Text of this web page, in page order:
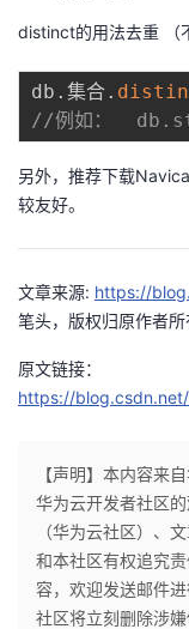
distinct的用法去重 （
db . 集合.
//例如：
另外，推荐下载
较友好。
文章来源: https://
笔头，版权归原作者所
原文链接：
https://
【声明】本内容来
华为云开发者社区
（华为云社区）、
和本社区有权追究
容，欢迎发送邮件
社区将立刻删除涉嫌